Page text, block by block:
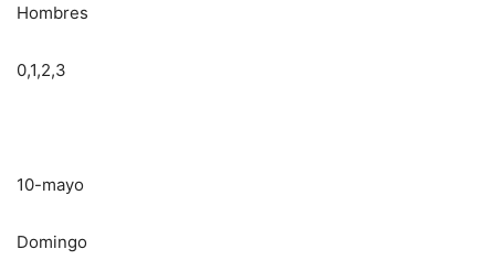
Hombres
0,1,2,3
10-mayo
Domingo